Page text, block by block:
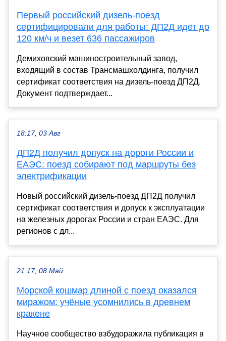
Первый российский дизель-поезд
сертифицировали для работы: ДП2Д идет до
120 км/ч и везет 636 пассажиров
Демиховский машиностроительный завод,
входящий в состав Трансмашхолдинга, получил
сертификат соответствия на дизель-поезд ДП2Д.
Документ подтверждает...
18:17, 03 Авг
ДП2Д получил допуск на дороги России и
ЕАЭС: поезд собирают под маршруты без
электрификации
Новый российский дизель-поезд ДП2Д получил
сертификат соответствия и допуск к эксплуатации
на железных дорогах России и стран ЕАЭС. Для
регионов с дл...
21:17, 08 Май
Морской кошмар длиной с поезд оказался
миражом: учёные усомнились в древнем
кракене
Научное сообщество взбудоражила публикация в